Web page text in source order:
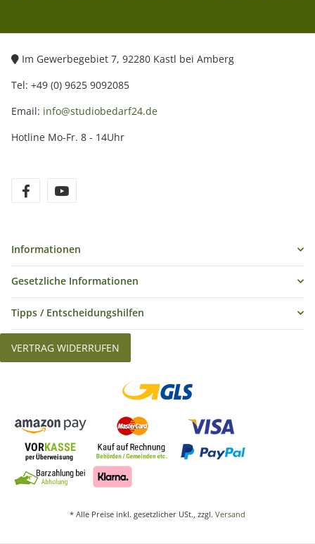
Im Gewerbegebiet 7, 92280 Kastl bei Amberg
Tel: +49 (0) 9625 9092085
Email: info@studiobedarf24.de
Hotline Mo-Fr. 8 - 14Uhr
Informationen
Gesetzliche Informationen
Tipps / Entscheidungshilfen
VERTRAG WIDERRUFEN
* Alle Preise inkl. gesetzlicher USt., zzgl. Versand